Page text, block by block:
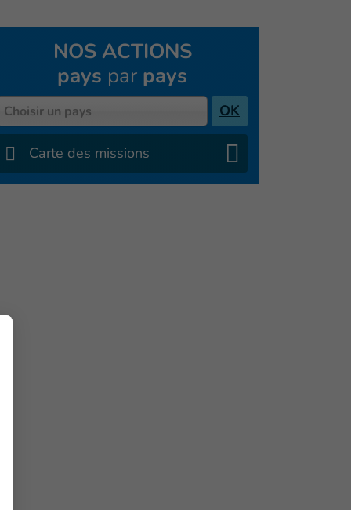
NOS ACTIONS
pays par pays
Choisir un pays OK
Carte des missions